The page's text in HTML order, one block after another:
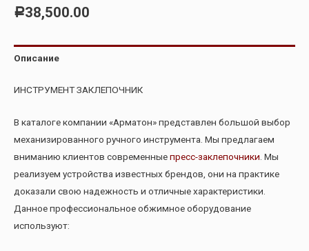
Р38,500.00
Описание
ИНСТРУМЕНТ ЗАКЛЕПОЧНИК
В каталоге компании «Арматон» представлен большой выбор
механизированного ручного инструмента. Мы предлагаем
вниманию клиентов современныепресс-заклепочники . Мы
реализуем устройства известных брендов, они на практике
доказали свою надежность и отличные характеристики.
Данное профессиональное обжимное оборудование
используют: